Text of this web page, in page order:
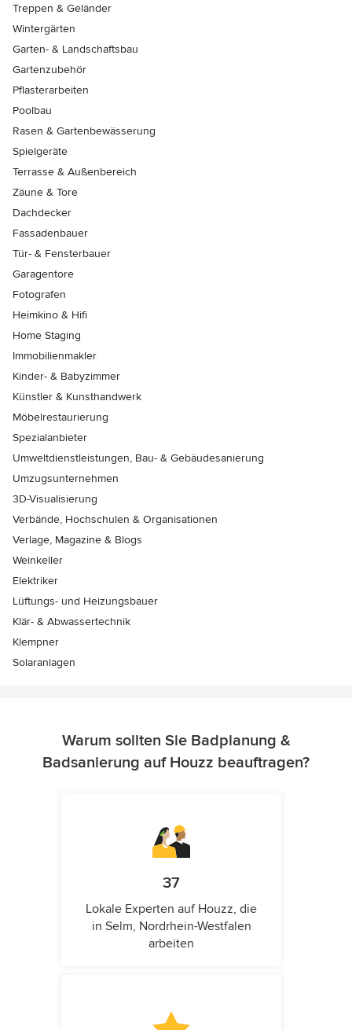
Treppen & Geländer
Wintergärten
Garten- & Landschaftsbau
Gartenzubehör
Pflasterarbeiten
Poolbau
Rasen & Gartenbewässerung
Spielgeräte
Terrasse & Außenbereich
Zäune & Tore
Dachdecker
Fassadenbauer
Tür- & Fensterbauer
Garagentore
Fotografen
Heimkino & Hifi
Home Staging
Immobilienmakler
Kinder- & Babyzimmer
Künstler & Kunsthandwerk
Möbelrestaurierung
Spezialanbieter
Umweltdienstleistungen, Bau- & Gebäudesanierung
Umzugsunternehmen
3D-Visualisierung
Verbände, Hochschulen & Organisationen
Verlage, Magazine & Blogs
Weinkeller
Elektriker
Lüftungs- und Heizungsbauer
Klär- & Abwassertechnik
Klempner
Solaranlagen
Warum sollten Sie Badplanung &
Badsanierung auf Houzz beauftragen?
37
Lokale Experten auf Houzz, die
in Selm, Nordrhein-Westfalen
arbeiten